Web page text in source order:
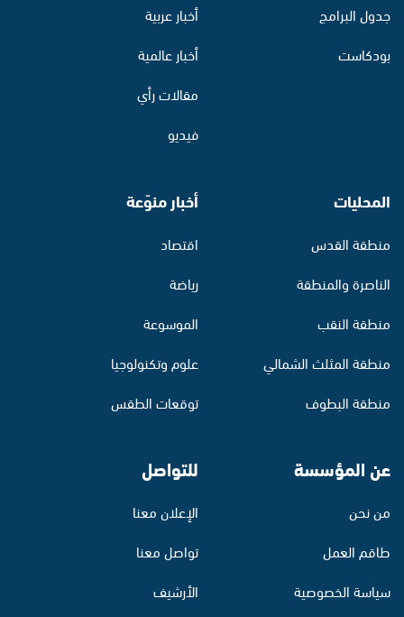
جدول البرامج
بودكاست
أخبار عربية
أخبار عالمية
مقالات رأي
فيديو
المحليات
منطقة القدس
الناصرة والمنطقة
منطقة النقب
منطقة المثلث الشمالي
منطقة البطوف
أخبار منوّعة
اقتصاد
رياضة
الموسوعة
علوم وتكنولوجيا
توقعات الطقس
عن المؤسسة
من نحن
طاقم العمل
سياسة الخصوصية
للتواصل
الإعلان معنا
تواصل معنا
الأرشيف